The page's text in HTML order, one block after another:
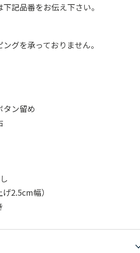
記品番をお伝え下さい。
グを承っておりません。
タン留め
2.5cm幅）